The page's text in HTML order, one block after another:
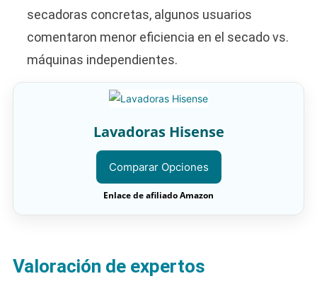
secadoras concretas, algunos usuarios
comentaron menor eficiencia en el secado vs.
máquinas independientes.
Lavadoras Hisense
Comparar Opciones
Enlace de afiliado Amazon
Valoración de expertos